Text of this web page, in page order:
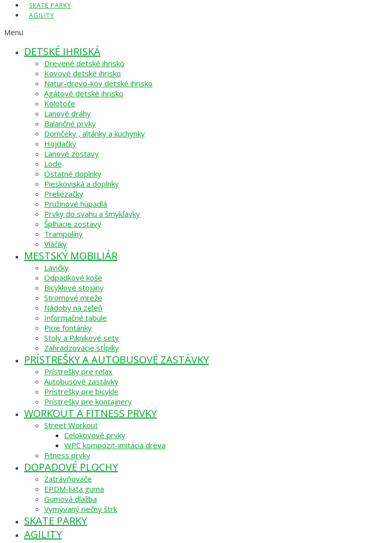
SKATE PARKY
AGILITY
Menu
DETSKÉ IHRISKÁ
Drevené detské ihrisko
Kovové detské ihrisko
Natur-drevo-kov detské ihrisko
Agátové detské ihrisko
Kolotoče
Lanové dráhy
Balančné prvky
Domčeky , altánky a kuchynky
Hojdačky
Lanové zostavy
Lode
Ostatné doplnky
Pieskoviská a doplnky
Preliezačky
Pružinové húpadlá
Prvky do svahu a šmykľavky
Šplhacie zostavy
Trampolíny
Vláčiky
MESTSKÝ MOBILIÁR
Lavičky
Odpadkové koše
Bicyklové stojany
Stromové mreže
Nádoby na zeleň
Informačné tabule
Picie fontánky
Stoly a Piknikové sety
Zahradzovacie stĺpiky
PRÍSTREŠKY A AUTOBUSOVÉ ZASTÁVKY
Prístrešky pre relax
Autobusové zastávky
Prístrešky pre bicykle
Prístrešky pre kontajnery
WORKOUT A FITNESS PRVKY
Street Workout
Celokovové prvky
WPC kompozit-imitácia dreva
Fitness prvky
DOPADOVÉ PLOCHY
Zatrávňovače
EPDM-liata guma
Gumová dlažba
Vymývaný riečny štrk
SKATE PARKY
AGILITY